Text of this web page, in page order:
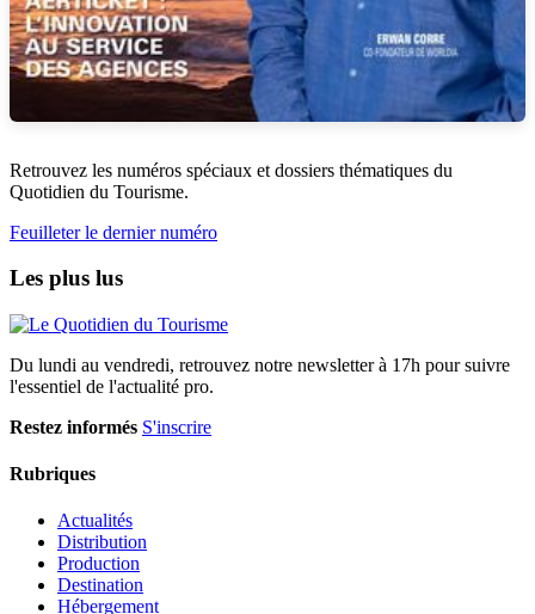
Retrouvez les numéros spéciaux et dossiers thématiques du
Quotidien du Tourisme.
Feuilleter le dernier numéro
Les plus lus
Du lundi au vendredi, retrouvez notre newsletter à 17h pour suivre
l'essentiel de l'actualité pro.
Restez informés S'inscrire
Rubriques
Actualités
Distribution
Production
Destination
Hébergement